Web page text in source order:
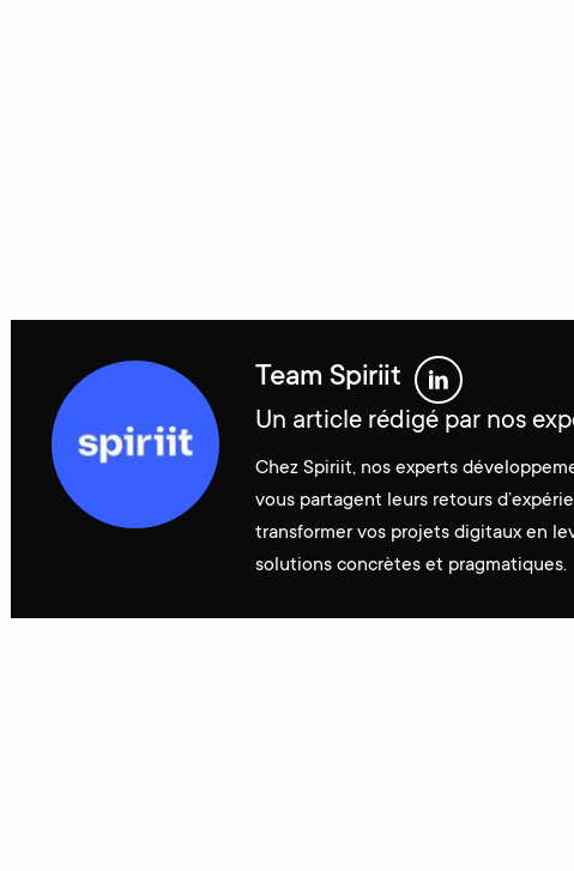
Team Spiriit
Un article rédigé par nos
Chez Spiriit, nos experts
vous partagent leurs retours
transformer vos projets digitaux en
solutions concrètes et pragmatiques.